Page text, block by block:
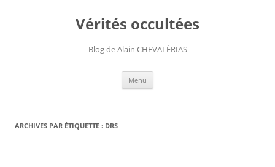
Vérités occultées
Blog de Alain CHEVALÉRIAS
Menu
ARCHIVES PAR ÉTIQUETTE : DRS